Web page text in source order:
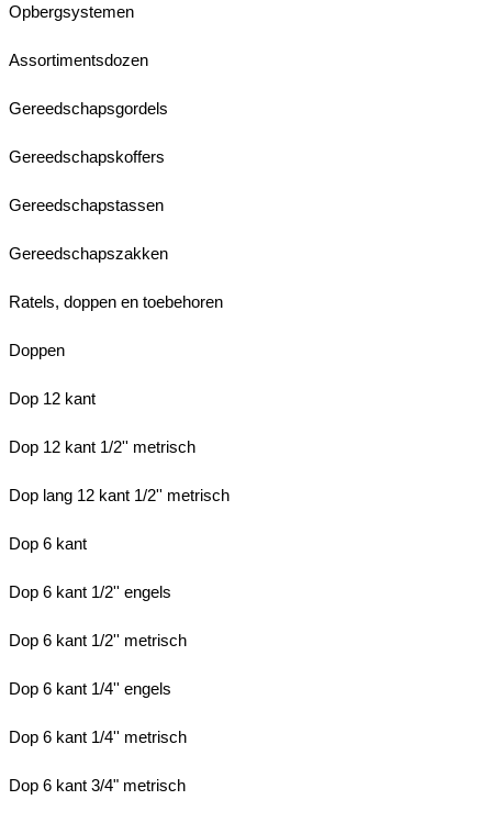
Opbergsystemen
Assortimentsdozen
Gereedschapsgordels
Gereedschapskoffers
Gereedschapstassen
Gereedschapszakken
Ratels, doppen en toebehoren
Doppen
Dop 12 kant
Dop 12 kant 1/2'' metrisch
Dop lang 12 kant 1/2'' metrisch
Dop 6 kant
Dop 6 kant 1/2'' engels
Dop 6 kant 1/2'' metrisch
Dop 6 kant 1/4'' engels
Dop 6 kant 1/4'' metrisch
Dop 6 kant 3/4" metrisch